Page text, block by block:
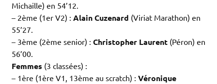
Michaille) en 54’12.
– 2ème (1er V2) : Alain Cuzenard (Viriat Marathon) en
55’27.
– 3ème (2ème senior) : Christopher Laurent (Péron) en
56’00.
Femmes (3 classées) :
– 1ère (1ère V1, 13ème au scratch) : Véronique